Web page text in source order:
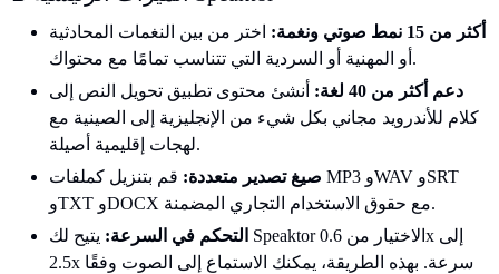
أكثر من 15 نمط صوتي ونغمة:
اختر من بين النغمات المحادثية
أو المهنية أو السردية التي تتناسب تمامًا مع محتواك.
دعم أكثر من 40 لغة:
أنشئ محتوى تطبيق تحويل النص إلى
كلام للأندرويد مجاني بكل شيء من الإنجليزية إلى الصينية مع
لهجات إقليمية أصيلة.
صيغ تصدير متعددة: قم بتنزيل كملفات MP3 وWAV وSRT
وTXT وDOCX مع حقوق الاستخدام التجاري المضمنة.
التحكم في السرعة: يتيح لك Speaktor الاختيار من 0.6x إلى
2.5x سرعة. بهذه الطريقة، يمكنك الاستماع إلى الصوت وفقًا